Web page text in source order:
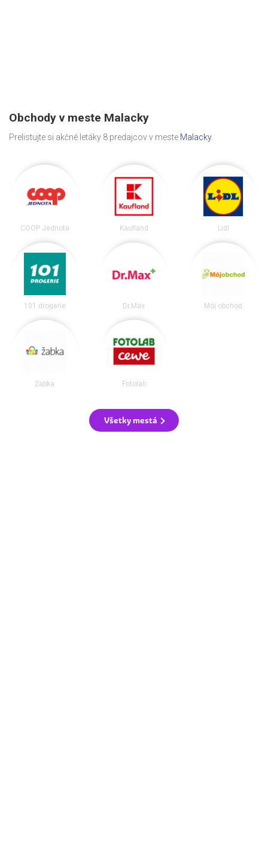
Obchody v meste Malacky
Prelistujte si akčné letáky 8 predajcov v meste Malacky.
COOP Jednota Kaufland Lidl
101 drogerie Dr.Max Môj obchod
Žabka Fotolab
Všetky mestá